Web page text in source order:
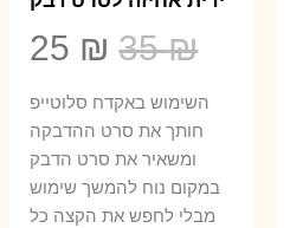
הנוכחי
35₪
המחיר
המקורי
היה:
35 ₪.
25 ₪
₪.
השימוש באקדח סלוטייפ
חותך את סרט ההדבקה
ומשאיר את סרט הדבק
במקום נוח להמשך שימוש
מבלי לחפש את הקצה כל